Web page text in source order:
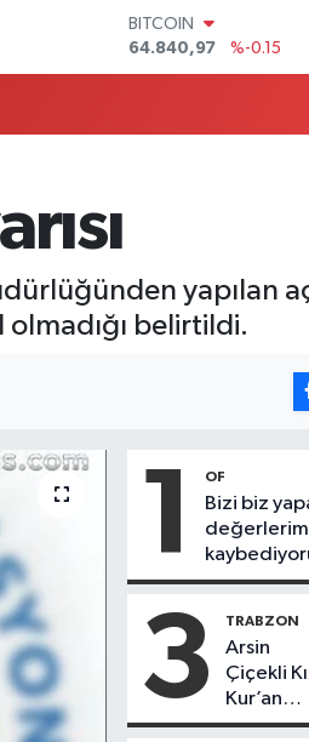
DOLAR
47,7436
%0.18
yapılan
belirtildi.
1 OF
Bizi biz
3 TRABZON
Arsin
Çiçekli
Kur’an